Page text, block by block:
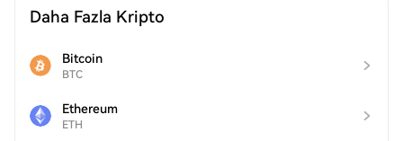
Daha Fazla Kripto
Bitcoin
BTC
Ethereum
ETH